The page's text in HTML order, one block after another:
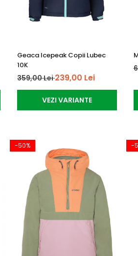
Geaca Icepeak Copii Lubec
10K
359,00 Lei239,00 Lei
VEZI VARIANTE
-50% -